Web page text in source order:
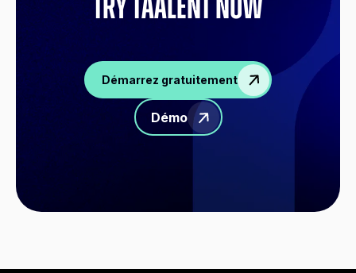
try Taalent now
Démarrez gratuitement
Démo